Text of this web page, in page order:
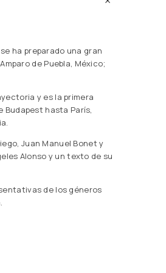
ha preparado una gran
de Puebla, México;
y es la primera
Budapest hasta París,
Juan Manuel Bonet y
Alonso y un texto de su
de los géneros